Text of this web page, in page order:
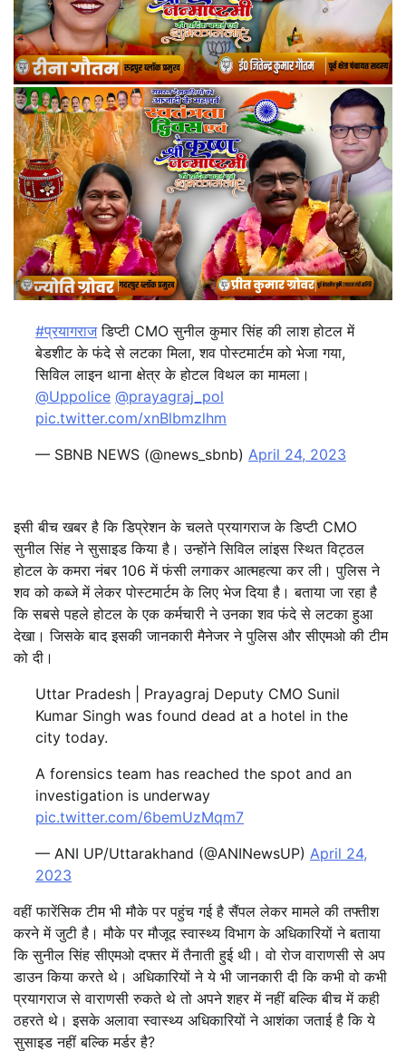
#प्रयागराजडिप्टी CMO सुनील कुमार सिंह की लाश होटल में
बेडशीट के फंदे से लटका मिला, शव पोस्टमार्टम को भेजा गया,
सिविल लाइन थाना क्षेत्र के होटल विथल का मामला।
@Uppolice @prayagraj_pol
pic.twitter.com/xnBlbmzlhm
— SBNB NEWS (@news_sbnb) April 24, 2023
इसी बीच खबर है कि डिप्रेशन के चलते प्रयागराज के डिप्टी CMO
सुनील सिंह ने सुसाइड किया है। उन्होंने सिविल लांइस स्थित विट्ठल
होटल के कमरा नंबर 106 में फंसी लगाकर आत्महत्या कर ली। पुलिस ने
शव को कब्जे में लेकर पोस्टमार्टम के लिए भेज दिया है। बताया जा रहा है
कि सबसे पहले होटल के एक कर्मचारी ने उनका शव फंदे से लटका हुआ
देखा। जिसके बाद इसकी जानकारी मैनेजर ने पुलिस और सीएमओ की टीम
को दी।
Uttar Pradesh | Prayagraj Deputy CMO Sunil
Kumar Singh was found dead at a hotel in the
city today.
A forensics team has reached the spot and an
investigation is underway
pic.twitter.com/6bemUzMqm7
— ANI UP/Uttarakhand (@ANINewsUP) April 24,
2023
वहीं फारेंसिक टीम भी मौके पर पहुंच गई है सैंपल लेकर मामले की तफ्तीश
करने में जुटी है। मौके पर मौजूद स्वास्थ्य विभाग के अधिकारियों ने बताया
कि सुनील सिंह सीएमओ दफ्तर में तैनाती हुई थी। वो रोज वाराणसी से अप
डाउन किया करते थे। अधिकारियों ने ये भी जानकारी दी कि कभी वो कभी
प्रयागराज से वाराणसी रुकते थे तो अपने शहर में नहीं बल्कि बीच में कही
ठहरते थे। इसके अलावा स्वास्थ्य अधिकारियों ने आशंका जताई है कि ये
सुसाइड नहीं बल्कि मर्डर है?